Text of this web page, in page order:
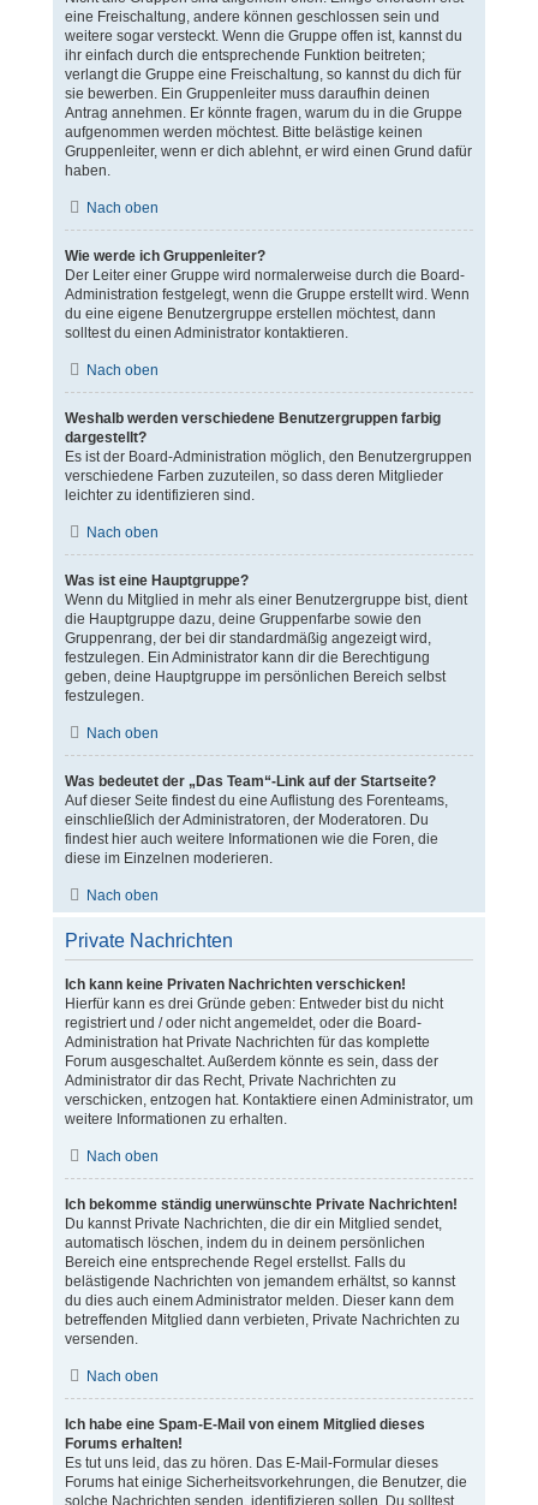
eine Freischaltung, andere können geschlossen sein und
weitere sogar versteckt. Wenn die Gruppe offen ist, kannst du
ihr einfach durch die entsprechende Funktion beitreten;
verlangt die Gruppe eine Freischaltung, so kannst du dich für
sie bewerben. Ein Gruppenleiter muss daraufhin deinen
Antrag annehmen. Er könnte fragen, warum du in die Gruppe
aufgenommen werden möchtest. Bitte belästige keinen
Gruppenleiter, wenn er dich ablehnt, er wird einen Grund dafür
haben.
Nach oben
Wie werde ich Gruppenleiter?
Der Leiter einer Gruppe wird normalerweise durch die Board-
Administration festgelegt, wenn die Gruppe erstellt wird. Wenn
du eine eigene Benutzergruppe erstellen möchtest, dann
solltest du einen Administrator kontaktieren.
Nach oben
Weshalb werden verschiedene Benutzergruppen farbig
dargestellt?
Es ist der Board-Administration möglich, den Benutzergruppen
verschiedene Farben zuzuteilen, so dass deren Mitglieder
leichter zu identifizieren sind.
Nach oben
Was ist eine Hauptgruppe?
Wenn du Mitglied in mehr als einer Benutzergruppe bist, dient
die Hauptgruppe dazu, deine Gruppenfarbe sowie den
Gruppenrang, der bei dir standardmäßig angezeigt wird,
festzulegen. Ein Administrator kann dir die Berechtigung
geben, deine Hauptgruppe im persönlichen Bereich selbst
festzulegen.
Nach oben
Was bedeutet der „Das Team“-Link auf der Startseite?
Auf dieser Seite findest du eine Auflistung des Forenteams,
einschließlich der Administratoren, der Moderatoren. Du
findest hier auch weitere Informationen wie die Foren, die
diese im Einzelnen moderieren.
Nach oben
Private Nachrichten
Ich kann keine Privaten Nachrichten verschicken!
Hierfür kann es drei Gründe geben: Entweder bist du nicht
registriert und / oder nicht angemeldet, oder die Board-
Administration hat Private Nachrichten für das komplette
Forum ausgeschaltet. Außerdem könnte es sein, dass der
Administrator dir das Recht, Private Nachrichten zu
verschicken, entzogen hat. Kontaktiere einen Administrator, um
weitere Informationen zu erhalten.
Nach oben
Ich bekomme ständig unerwünschte Private Nachrichten!
Du kannst Private Nachrichten, die dir ein Mitglied sendet,
automatisch löschen, indem du in deinem persönlichen
Bereich eine entsprechende Regel erstellst. Falls du
belästigende Nachrichten von jemandem erhältst, so kannst
du dies auch einem Administrator melden. Dieser kann dem
betreffenden Mitglied dann verbieten, Private Nachrichten zu
versenden.
Nach oben
Ich habe eine Spam-E-Mail von einem Mitglied dieses
Forums erhalten!
Es tut uns leid, das zu hören. Das E-Mail-Formular dieses
Forums hat einige Sicherheitsvorkehrungen, die Benutzer, die
solche Nachrichten senden, identifizieren sollen. Du solltest